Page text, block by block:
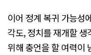
이어 정계 복귀 가능성
각도, 정치를 재개할
위해 충언을 할 여력이